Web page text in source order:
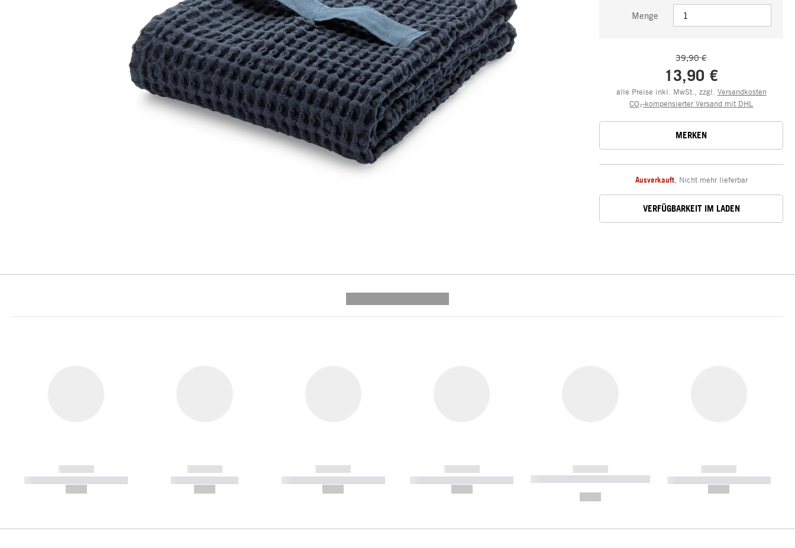
Menge
39,90 €
13,90 €
alle Preise inkl. MwSt., zzgl. Versandkosten
CO₂-kompensierter Versand mit DHL
MERKEN
Ausverkauft, Nicht mehr lieferbar
VERFÜGBARKEIT IM LADEN
------------
----------- ----------- -----------
------------
----------- -----------
------------
----------- ----------- -----------
------------
----------- ----------- -----------
------------
----------- ----------- ----------- ----
------------
----------- ----------- -----------